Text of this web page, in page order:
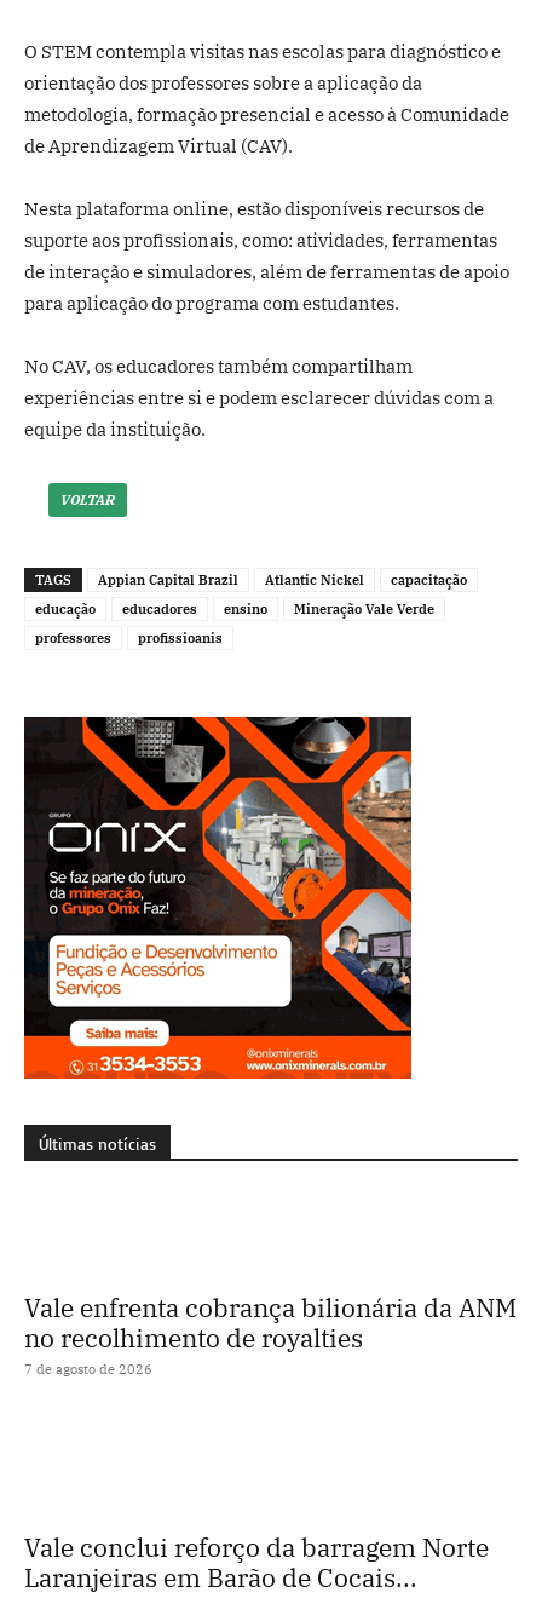
O STEM contempla visitas nas escolas para diagnóstico e
orientação dos professores sobre a aplicação da
metodologia, formação presencial e acesso à Comunidade
de Aprendizagem Virtual (CAV).
Nesta plataforma online, estão disponíveis recursos de
suporte aos profissionais, como: atividades, ferramentas
de interação e simuladores, além de ferramentas de apoio
para aplicação do programa com estudantes.
No CAV, os educadores também compartilham
experiências entre si e podem esclarecer dúvidas com a
equipe da instituição.
VOLTAR
TAGS Appian Capital Brazil Atlantic Nickel
capacitação
educação
educadores ensino
Mineração Vale Verde
professores
profissioanis
Últimas notícias
Vale enfrenta cobrança bilionária da ANM
no recolhimento de royalties
7 de agosto de 2026
Vale conclui reforço da barragem Norte
Laranjeiras em Barão de Cocais...